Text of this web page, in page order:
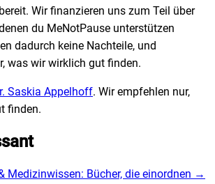
Wir finanzieren uns zum Teil über
du MeNotPause unterstützen
dadurch keine Nachteile, und
was wir wirklich gut finden.
Saskia Appelhoff. Wir empfehlen nur,
finden.
Medizinwissen: Bücher, die einordnen →